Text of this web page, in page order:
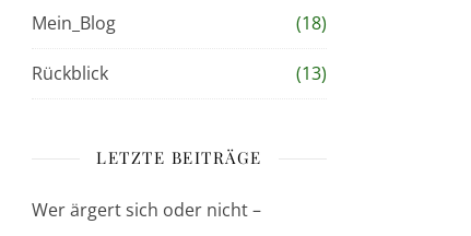
Mein_Blog (18)
Rückblick (13)
LETZTE BEITRÄGE
Wer ärgert sich oder nicht –